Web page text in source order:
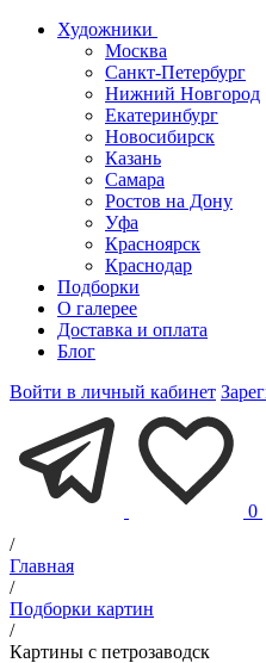
Художники
Москва
Санкт-Петербург
Нижний Новгород
Екатеринбург
Новосибирск
Казань
Самара
Ростов на Дону
Уфа
Красноярск
Краснодар
Подборки
О галерее
Доставка и оплата
Блог
Войти в личный кабинет
0
/
Главная
/
Подборки картин
/
Картины с петрозаводск